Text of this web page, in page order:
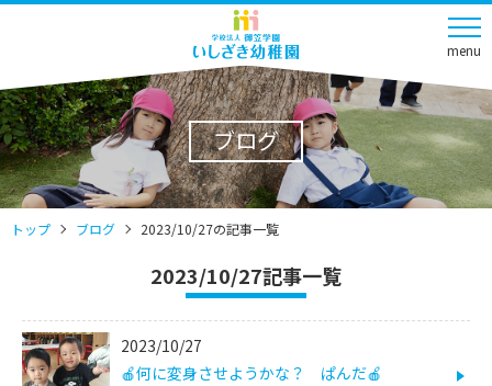
menu
ブログ
トップ ブログ 2023/10/27の記事一覧
2023/10/27記事一覧
2023/10/27
🍎何に変身させようかな？ ぱんだ🍎